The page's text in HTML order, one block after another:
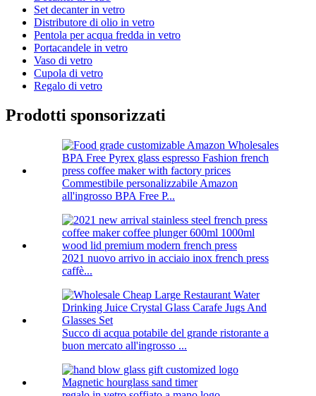
Set decanter in vetro
Distributore di olio in vetro
Pentola per acqua fredda in vetro
Portacandele in vetro
Vaso di vetro
Cupola di vetro
Regalo di vetro
Prodotti sponsorizzati
Commestibile personalizzabile Amazon
all'ingrosso BPA Free P...
2021 nuovo arrivo in acciaio inox french press
caffè...
Succo di acqua potabile del grande ristorante a
buon mercato all'ingrosso ...